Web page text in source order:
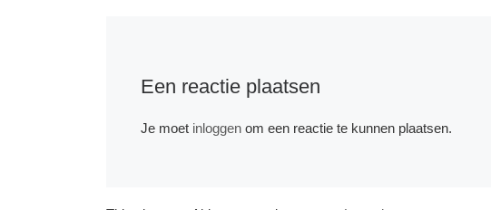
Een reactie plaatsen
Je moet inloggenom een reactie te kunnen plaatsen.